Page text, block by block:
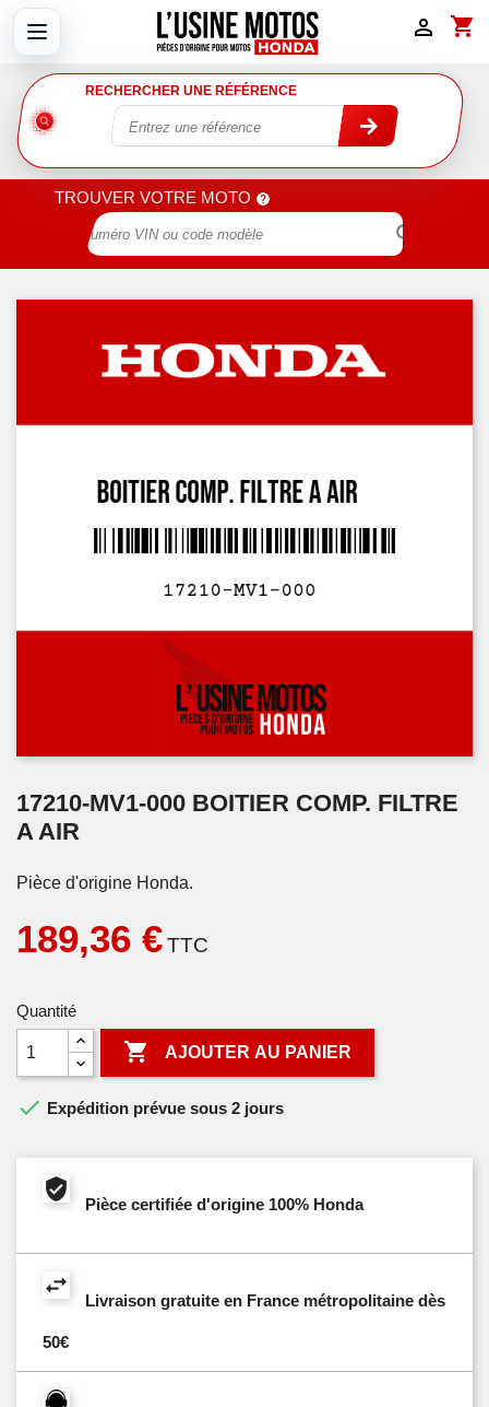
shopping_cart

RECHERCHER UNE RÉFÉRENCE
TROUVER VOTRE MOTO

17210-MV1-000 BOITIER COMP. FILTRE
A AIR
Pièce d'origine Honda.
189,36 €TTC
Quantité
 AJOUTER AU PANIER
 Expédition prévue sous 2 jours
Pièce certifiée d'origine 100% Honda
Livraison gratuite en France métropolitaine dès
50€